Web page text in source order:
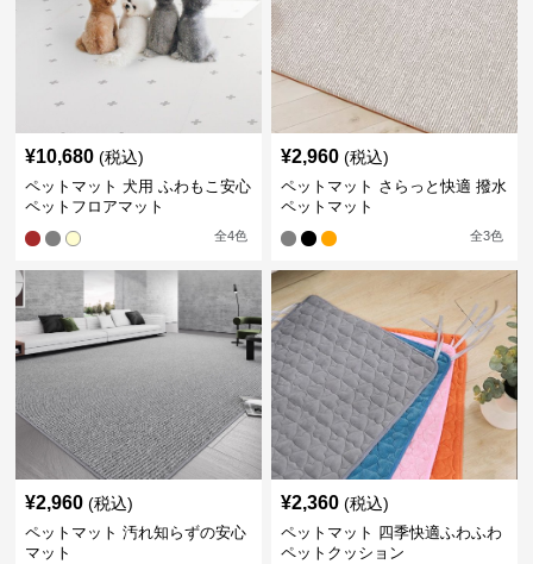
¥10,680 (税込)
ペットマット 犬用 ふわもこ安心
ペットフロアマット
全4色
¥2,960 (税込)
ペットマット さらっと快適 撥水
ペットマット
全3色
¥2,960 (税込)
ペットマット 汚れ知らずの安心
マット
¥2,360 (税込)
ペットマット 四季快適ふわふわ
ペットクッション